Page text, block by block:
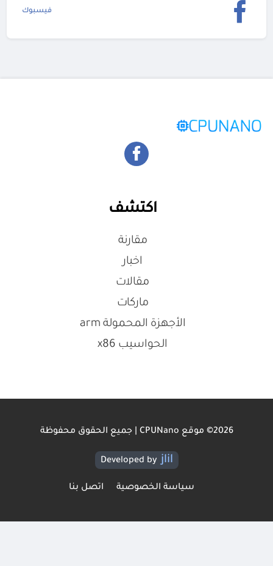
فيسبوك
اكتشف
مقارنة
اخبار
مقالات
ماركات
الأجهزة المحمولة arm
الحواسيب x86
2026© موقع CPUNano | جميع الحقوق محفوظة
Developed by jlil
سياسة الخصوصية اتصل بنا